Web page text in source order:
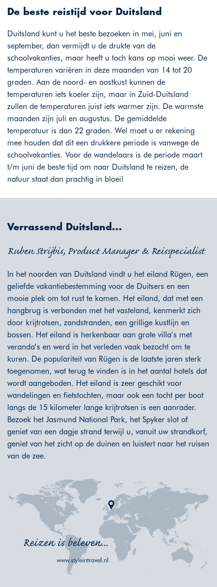
De beste reistijd voor Duitsland
Duitsland kunt u het beste bezoeken in mei, juni en
september, dan vermijdt u de drukte van de
schoolvakanties, maar heeft u toch kans op mooi weer. De
temperaturen variëren in deze maanden van 14 tot 20
graden. Aan de noord- en oostkust kunnen de
temperaturen iets koeler zijn, maar in Zuid-Duitsland
zullen de temperaturen juist iets warmer zijn. De warmste
maanden zijn juli en augustus. De gemiddelde
temperatuur is dan 22 graden. Wel moet u er rekening
mee houden dat dit een drukkere periode is vanwege de
schoolvakanties. Voor de wandelaars is de periode maart
t/m juni de beste tijd om naar Duitsland te reizen, de
natuur staat dan prachtig in bloei!
Verrassend Duitsland...
Ruben Strijbis, Product Manager & Reisspecialist
In het noorden van Duitsland vindt u het eiland Rügen, een
geliefde vakantiebestemming voor de Duitsers en een
mooie plek om tot rust te komen. Het eiland, dat met een
hangbrug is verbonden met het vasteland, kenmerkt zich
door krijtrotsen, zandstranden, een grillige kustlijn en
bossen. Het eiland is herkenbaar aan grote villa’s met
veranda’s en werd in het verleden vaak bezocht om te
kuren. De populariteit van Rügen is de laatste jaren sterk
toegenomen, wat terug te vinden is in het aantal hotels dat
wordt aangeboden. Het eiland is zeer geschikt voor
wandelingen en fietstochten, maar ook een tocht per boot
langs de 15 kilometer lange krijtrotsen is een aanrader.
Bezoek het Jasmund National Park, het Spyker slot of
geniet van een dagje strand terwijl u, vanuit uw strandkorf,
geniet van het zicht op de duinen en luistert naar het ruisen
van de zee.